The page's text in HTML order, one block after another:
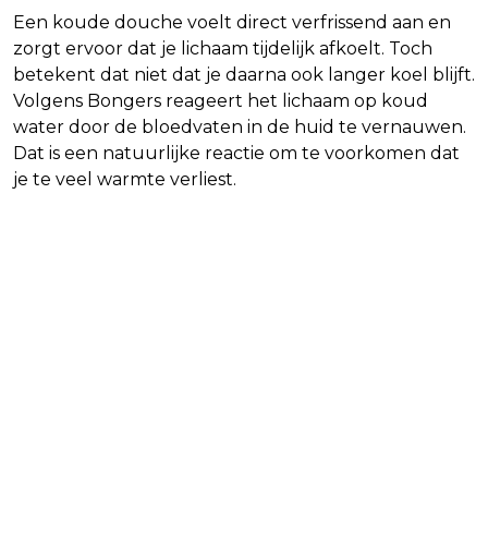
Een koude douche voelt direct verfrissend aan en
zorgt ervoor dat je lichaam tijdelijk afkoelt. Toch
betekent dat niet dat je daarna ook langer koel blijft.
Volgens Bongers reageert het lichaam op koud
water door de bloedvaten in de huid te vernauwen.
Dat is een natuurlijke reactie om te voorkomen dat
je te veel warmte verliest.